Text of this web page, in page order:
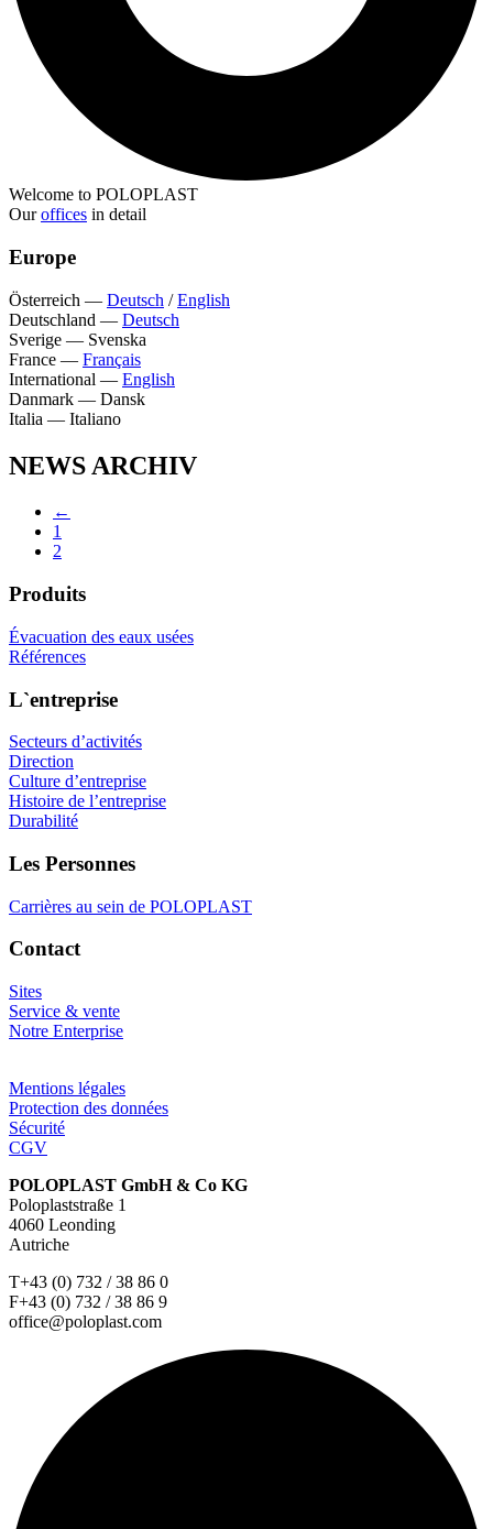
Welcome to POLOPLAST
Ouroffices in detail
Europe
Österreich — Deutsch /English
Deutschland — Deutsch
Sverige — Svenska
France — Français
International — English
Danmark — Dansk
Italia — Italiano
NEWS ARCHIV
←
1
2
Produits
Évacuation des eaux usées
Références
L`entreprise
Secteurs d’activités
Direction
Culture d’entreprise
Histoire de l’entreprise
Durabilité
Les Personnes
Carrières au sein de POLOPLAST
Contact
Sites
Service & vente
Notre Enterprise
Mentions légales
Protection des données
Sécurité
CGV
POLOPLAST GmbH & Co KG
Poloplaststraße 1
4060 Leonding
Autriche
T+43 (0) 732 / 38 86 0
F+43 (0) 732 / 38 86 9
office@poloplast.com